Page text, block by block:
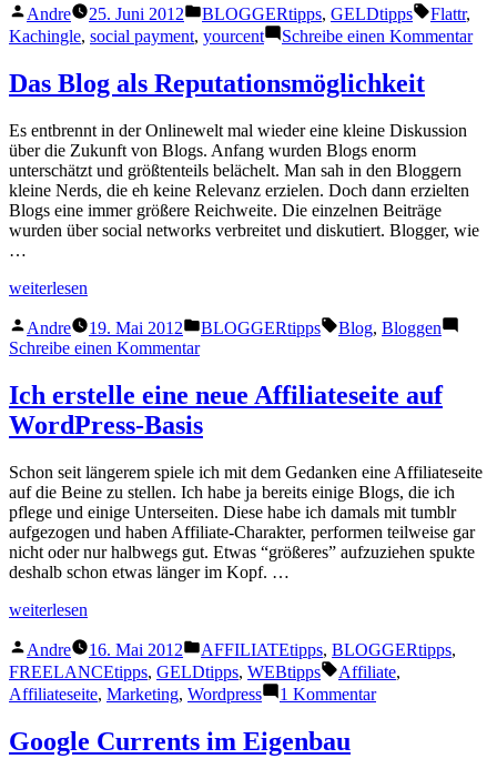
Flattr
lebt
Veröffentlicht
von
Andre 25. Juni 2012
Veröffentlicht
unter
BLOGGERtipps, GELDtipps Flattr,
Kachingle, social payment, yourcent Schreibe einen Kommentarzu
Das Blog als Reputationsmöglichkeit
Es entbrennt in der Onlinewelt mal wieder eine kleine Diskussion
über die Zukunft von Blogs. Anfang wurden Blogs enorm
unterschätzt und größtenteils belächelt. Man sah in den Bloggern
kleine Nerds, die eh keine Relevanz erzielen. Doch dann erzielten
Blogs eine immer größere Reichweite. Die einzelnen Beiträge
wurden über social networks verbreitet und diskutiert. Blogger, wie
…
„Das
als
Reputationsmöglichkeit“
weiterlesen
Veröffentlicht
von
Andre 19. Mai 2012
Veröffentlicht
unter
BLOGGERtipps Schlagwörter:
Blog, Bloggen
Schreibe einen Kommentarzu
als
Reputationsmöglichkeit
Ich erstelle eine neue Affiliateseite auf
WordPress-Basis
Schon seit längerem spiele ich mit dem Gedanken eine Affiliateseite
auf die Beine zu stellen. Ich habe ja bereits einige Blogs, die ich
pflege und einige Unterseiten. Diese habe ich damals mit tumblr
aufgezogen und haben Affiliate-Charakter, performen teilweise gar
nicht oder nur halbwegs gut. Etwas “größeres” aufzuziehen spukte
deshalb schon etwas länger im Kopf. …
„Ich
eine
neue
Affiliateseite
auf
WordPress-
Basis“
weiterlesen
Veröffentlicht
von
Andre 16. Mai 2012
Veröffentlicht
unter
AFFILIATEtipps, BLOGGERtipps,
FREELANCEtipps, GELDtipps, WEBtipps Schlagwörter:
Affiliate,
Affiliateseite, Marketing, Wordpress 1 Kommentarzu
Google Currents im Eigenbau